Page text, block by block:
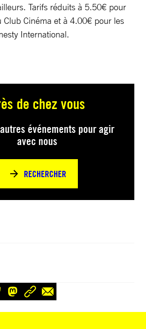
Tarifs réduits à 5.50€ pour
Club Cinéma et à 4.00€ pour les
International.
de chez vous
événements pour agir
avec nous
RECHERCHER